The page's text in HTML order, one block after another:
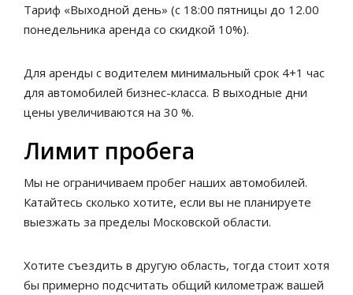
Тариф «Выходной день» (с 18:00 пятницы до 12.00
понедельника аренда со скидкой 10%).
Для аренды с водителем минимальный срок 4+1 час
для автомобилей бизнес-класса. В выходные дни
цены увеличиваются на 30 %.
Лимит пробега
Мы не ограничиваем пробег наших автомобилей.
Катайтесь сколько хотите, если вы не планируете
выезжать за пределы Московской области.
Хотите съездить в другую область, тогда стоит хотя
бы примерно подсчитать общий километраж вашей